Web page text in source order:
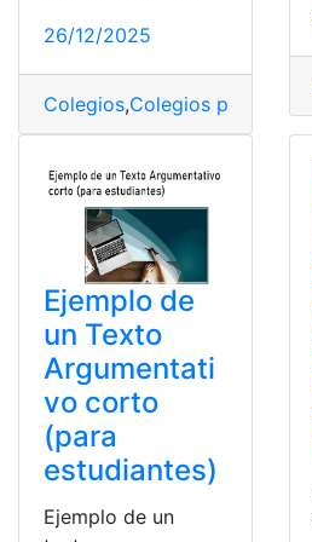
26/12/2025
Colegios,Colegios privados
Ejemplo de
un Texto
Argumentati
vo corto
(para
estudiantes)
Ejemplo de un